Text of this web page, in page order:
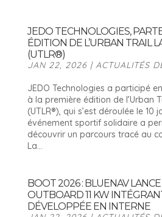
JEDO TECHNOLOGIES,
ÉDITION DE L’URBAN TRAIL
(UTLR®)
JAN 22, 2026 | ACTUALITÉS
JEDO Technologies a participé
à la première édition de l’Urban
(UTLR®), qui s’est déroulée le 10
événement sportif solidaire a
découvrir un parcours tracé au
La...
BOOT 2026 : BLUENAV
OUTBOARD 11 KW
DÉVELOPPÉE EN INTERNE